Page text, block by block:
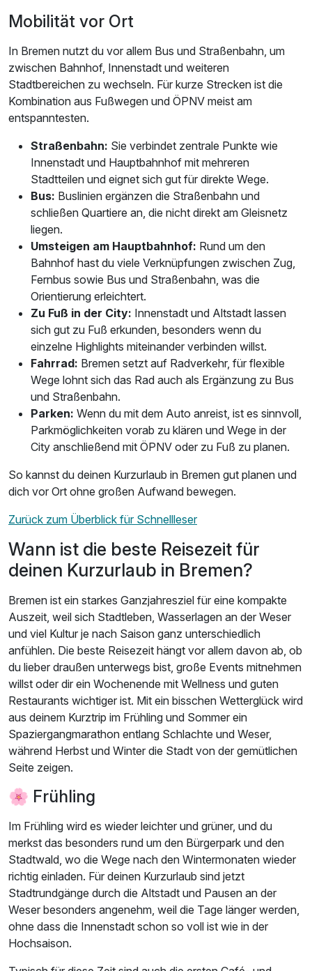
Mobilität vor Ort
In Bremen nutzt du vor allem Bus und Straßenbahn, um
zwischen Bahnhof, Innenstadt und weiteren
Stadtbereichen zu wechseln. Für kurze Strecken ist die
Kombination aus Fußwegen und ÖPNV meist am
entspanntesten.
Straßenbahn: Sie verbindet zentrale Punkte wie
Innenstadt und Hauptbahnhof mit mehreren
Stadtteilen und eignet sich gut für direkte Wege.
Bus: Buslinien ergänzen die Straßenbahn und
schließen Quartiere an, die nicht direkt am Gleisnetz
liegen.
Umsteigen am Hauptbahnhof: Rund um den
Bahnhof hast du viele Verknüpfungen zwischen Zug,
Fernbus sowie Bus und Straßenbahn, was die
Orientierung erleichtert.
Zu Fuß in der City: Innenstadt und Altstadt lassen
sich gut zu Fuß erkunden, besonders wenn du
einzelne Highlights miteinander verbinden willst.
Fahrrad: Bremen setzt auf Radverkehr, für flexible
Wege lohnt sich das Rad auch als Ergänzung zu Bus
und Straßenbahn.
Parken: Wenn du mit dem Auto anreist, ist es sinnvoll,
Parkmöglichkeiten vorab zu klären und Wege in der
City anschließend mit ÖPNV oder zu Fuß zu planen.
So kannst du deinen Kurzurlaub in Bremen gut planen und
dich vor Ort ohne großen Aufwand bewegen.
Zurück zum Überblick für Schnellleser
Wann ist die beste Reisezeit für
deinen Kurzurlaub in Bremen?
Bremen ist ein starkes Ganzjahresziel für eine kompakte
Auszeit, weil sich Stadtleben, Wasserlagen an der Weser
und viel Kultur je nach Saison ganz unterschiedlich
anfühlen. Die beste Reisezeit hängt vor allem davon ab, ob
du lieber draußen unterwegs bist, große Events mitnehmen
willst oder dir ein Wochenende mit Wellness und guten
Restaurants wichtiger ist. Mit ein bisschen Wetterglück wird
aus deinem Kurztrip im Frühling und Sommer ein
Spaziergangmarathon entlang Schlachte und Weser,
während Herbst und Winter die Stadt von der gemütlichen
Seite zeigen.
🌸 Frühling
Im Frühling wird es wieder leichter und grüner, und du
merkst das besonders rund um den Bürgerpark und den
Stadtwald, wo die Wege nach den Wintermonaten wieder
richtig einladen. Für deinen Kurzurlaub sind jetzt
Stadtrundgänge durch die Altstadt und Pausen an der
Weser besonders angenehm, weil die Tage länger werden,
ohne dass die Innenstadt schon so voll ist wie in der
Hochsaison.